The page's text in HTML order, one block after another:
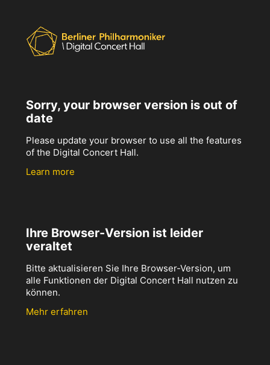
Sorry, your browser version is out of
date
Please update your browser to use all the features
of the Digital Concert Hall.
Learn more
Ihre Browser-Version ist leider
veraltet
Bitte aktualisieren Sie Ihre Browser-Version, um
alle Funktionen der Digital Concert Hall nutzen zu
können.
Mehr erfahren